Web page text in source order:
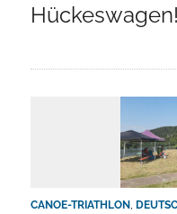
Hückeswagen!
CANOE-TRIATHLON ,